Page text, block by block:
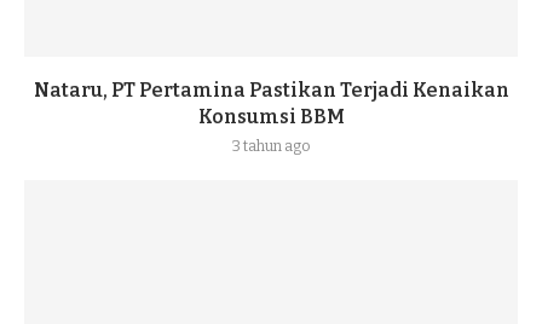
Nataru, PT Pertamina Pastikan Terjadi Kenaikan
Konsumsi BBM
3 tahun ago